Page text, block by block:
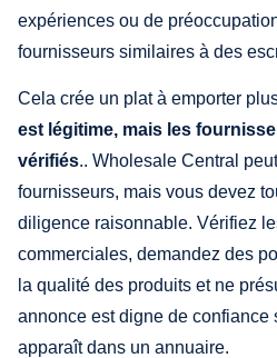
expériences ou de
fournisseurs similaires à des
Cela crée un plat à emporter
est légitime, mais les
vérifiés.. Wholesale Central
fournisseurs, mais vous devez
diligence raisonnable. Vérifiez
commerciales, demandez des
la qualité des produits et ne
annonce est digne de confiance
apparaît dans un annuaire.